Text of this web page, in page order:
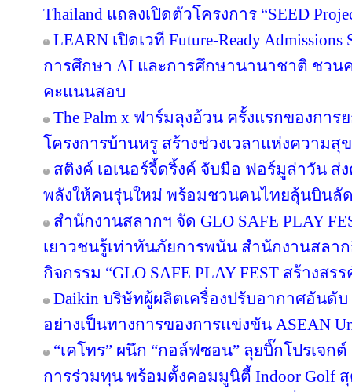
Thailand แถลงเปิดตัวโครงการ “SEED
LEARN เปิดเวที Future-Ready
การศึกษา AI และการศึกษานานาชาติ ชวน
คะแนนสอบ
The Palm x ฟาร์มลุงอ้วน ครั้งแรกของกา
โครงการบ้านหรู สร้างช่วงเวลาแห่งความสุ
สติงค์ เอเนอร์จี้ดริ้งค์ จับมือ ฟอร์มูล่าวัน
พลังให้คนรุ่นใหม่ พร้อมชวนคนไทยลุ้นบินลั
สำนักงานสลากฯ จัด GLO SAFE PLAY
เยาวชนรู้เท่าทันภัยการพนัน สำนักงานสลา
กิจกรรม “GLO SAFE PLAY FEST สร้างส
Daikin บริษัทผู้ผลิตเครื่องปรับอากาศอันดั
อย่างเป็นทางการของการแข่งขัน ASEAN
“เคโทร” ผนึก “กอล์ฟซอน” ลุยบิ๊กโปรเจกต์
การร่วมทุน พร้อมตั้งคอมมูนิตี้ Indoor Golf